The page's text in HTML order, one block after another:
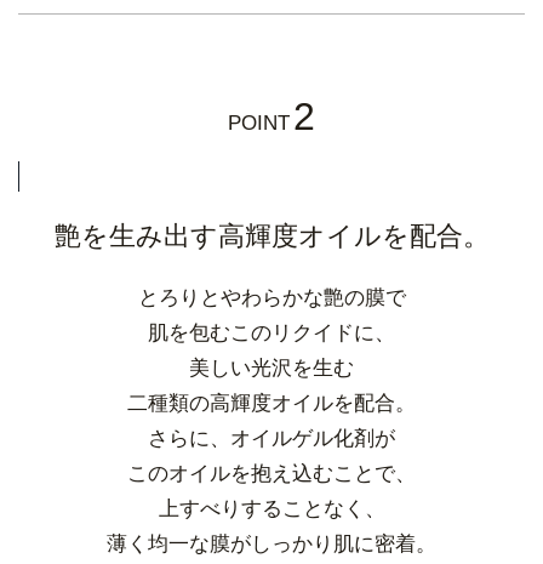
POINT 2
艶を生み出す高輝度オイルを配合。
とろりとやわらかな艶の膜で
肌を包むこのリクイドに、
美しい光沢を生む
二種類の高輝度オイルを配合。
さらに、オイルゲル化剤が
このオイルを抱え込むことで、
上すべりすることなく、
薄く均一な膜がしっかり肌に密着。